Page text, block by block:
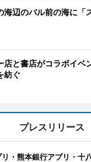
海辺のバル前の海に
店と書店がコラボイ
紡ぐ
プレスリリース
リ・熊本銀行アプリ・十